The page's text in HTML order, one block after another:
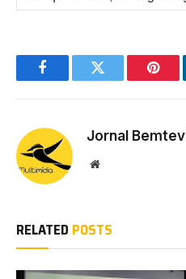
FacebookTwitter
Jornal
Website
RELATED POSTS